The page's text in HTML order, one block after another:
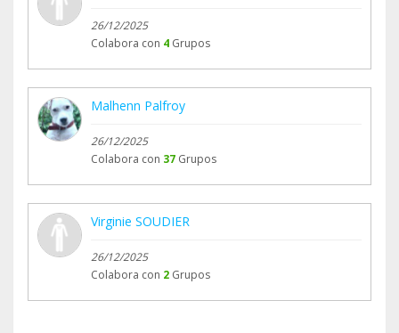
26/12/2025
Colabora con 4 Grupos
Malhenn Palfroy
26/12/2025
Colabora con 37 Grupos
Virginie SOUDIER
26/12/2025
Colabora con 2 Grupos